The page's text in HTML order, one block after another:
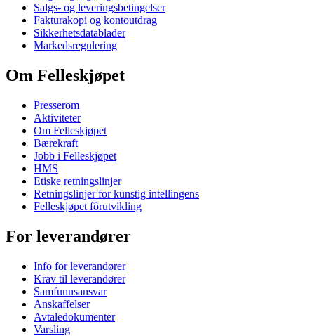
Salgs- og leveringsbetingelser
Fakturakopi og kontoutdrag
Sikkerhetsdatablader
Markedsregulering
Om Felleskjøpet
Presserom
Aktiviteter
Om Felleskjøpet
Bærekraft
Jobb i Felleskjøpet
HMS
Etiske retningslinjer
Retningslinjer for kunstig intellingens
Felleskjøpet fôrutvikling
For leverandører
Info for leverandører
Krav til leverandører
Samfunnsansvar
Anskaffelser
Avtaledokumenter
Varsling